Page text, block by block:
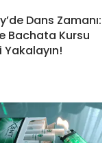
Dans Zamanı:
Bachata Kursu
Yakalayın!